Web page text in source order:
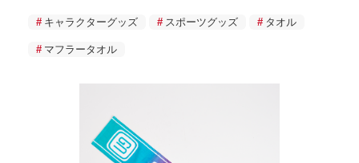
キャラクターグッズ スポーツグッズ タオル
マフラータオル